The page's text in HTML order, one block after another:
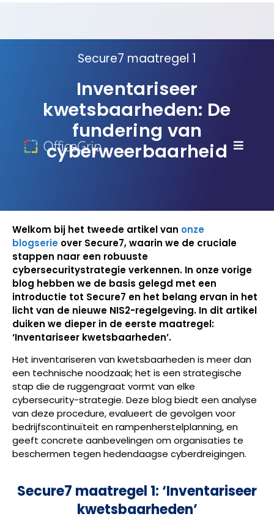
Secure7 maatregel 1
Inventariseer
kwetsbaarheden: De
fundering van
cyberweerbaarheid
Welkom bij het tweede artikel van onze
blogserie over Secure7, waarin we de cruciale
stappen naar een robuuste
cybersecuritystrategie verkennen. In onze vorige
blog hebben we de basis gelegd met een
introductie tot Secure7 en het belang ervan in het
licht van de nieuwe NIS2-regelgeving. In dit artikel
duiken we dieper in de eerste maatregel:
‘Inventariseer kwetsbaarheden’.
Het inventariseren van kwetsbaarheden is meer dan
een technische noodzaak; het is een strategische
stap die de ruggengraat vormt van elke
cybersecurity-strategie. Deze blog biedt een analyse
van deze procedure, evalueert de gevolgen voor
bedrijfscontinuïteit en rampenherstelplanning, en
geeft concrete aanbevelingen om organisaties te
beschermen tegen hedendaagse cyberdreigingen.
Secure7 maatregel 1: ‘Inventariseer
kwetsbaarheden’